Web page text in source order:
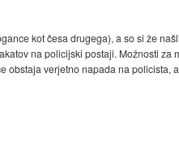
kot česa drugega), a so si že
na policijski postaji. Možnosti za
verjetno napada na policista,